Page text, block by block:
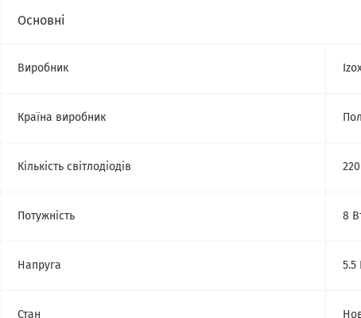
Основні
Виробник
Країна виробник
Кількість світлодіодів
Потужність 8
Напруга 5.5
Стан